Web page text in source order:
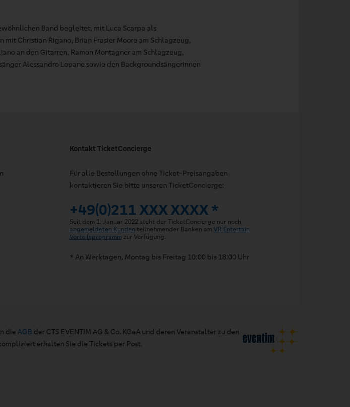
Band begleitet, mit Luca Scarpa als
Christian Rigano, Brian Frasier Moore am Schlagzeug,
an den Gitarren, Ramon Montagner am Schlagzeug,
Alessandro Lopane sowie den Backgroundsängerinnen
Kontakt TicketConcierge
Für alle Bestellungen ohne Ticket-Preisangaben
kontaktieren Sie bitte unseren TicketConcierge:
+49(0)211 XXX XXXX *
Seit dem 1. Januar 2022 steht der TicketConcierge nur noch
angemeldeten Kunden teilnehmender Banken am VR Entertain
Vorteilsprogramm zur Verfügung.
* An Werktagen, Montag bis Freitag 10:00 bis 18:00 Uhr
die AGB der CTS EVENTIM AG & Co. KGaA und deren Veranstalter zu den
erhalten Sie die Tickets per Post.